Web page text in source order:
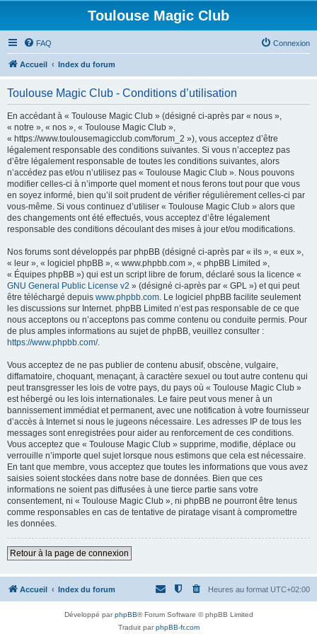
Toulouse Magic Club
FAQ Connexion
Accueil Index du forum
Toulouse Magic Club - Conditions d’utilisation
En accédant à « Toulouse Magic Club » (désigné ci-après par « nous »,
« notre », « nos », « Toulouse Magic Club »,
« https://www.toulousemagicclub.com/forum_2 »), vous acceptez d’être
légalement responsable des conditions suivantes. Si vous n’acceptez pas
d’être légalement responsable de toutes les conditions suivantes, alors
n’accédez pas et/ou n’utilisez pas « Toulouse Magic Club ». Nous pouvons
modifier celles-ci à n’importe quel moment et nous ferons tout pour que vous
en soyez informé, bien qu’il soit prudent de vérifier régulièrement celles-ci par
vous-même. Si vous continuez d’utiliser « Toulouse Magic Club » alors que
des changements ont été effectués, vous acceptez d’être légalement
responsable des conditions découlant des mises à jour et/ou modifications.
Nos forums sont développés par phpBB (désigné ci-après par « ils », « eux »,
« leur », « logiciel phpBB », « www.phpbb.com », « phpBB Limited »,
« Équipes phpBB ») qui est un script libre de forum, déclaré sous la licence «
GNU General Public License v2 » (désigné ci-après par « GPL ») et qui peut
être téléchargé depuis www.phpbb.com. Le logiciel phpBB facilite seulement
les discussions sur Internet. phpBB Limited n’est pas responsable de ce que
nous acceptons ou n’acceptons pas comme contenu ou conduite permis. Pour
de plus amples informations au sujet de phpBB, veuillez consulter :
https://www.phpbb.com/.
Vous acceptez de ne pas publier de contenu abusif, obscène, vulgaire,
diffamatoire, choquant, menaçant, à caractère sexuel ou tout autre contenu qui
peut transgresser les lois de votre pays, du pays où « Toulouse Magic Club »
est hébergé ou les lois internationales. Le faire peut vous mener à un
bannissement immédiat et permanent, avec une notification à votre fournisseur
d’accès à Internet si nous le jugeons nécessaire. Les adresses IP de tous les
messages sont enregistrées pour aider au renforcement de ces conditions.
Vous acceptez que « Toulouse Magic Club » supprime, modifie, déplace ou
verrouille n’importe quel sujet lorsque nous estimons que cela est nécessaire.
En tant que membre, vous acceptez que toutes les informations que vous avez
saisies soient stockées dans notre base de données. Bien que ces
informations ne soient pas diffusées à une tierce partie sans votre
consentement, ni « Toulouse Magic Club », ni phpBB ne pourront être tenus
comme responsables en cas de tentative de piratage visant à compromettre
les données.
Retour à la page de connexion
Accueil Index du forum Heures au format UTC+02:00
Développé parphpBB® Forum Software © phpBB Limited
Traduit parphpBB-fr.com